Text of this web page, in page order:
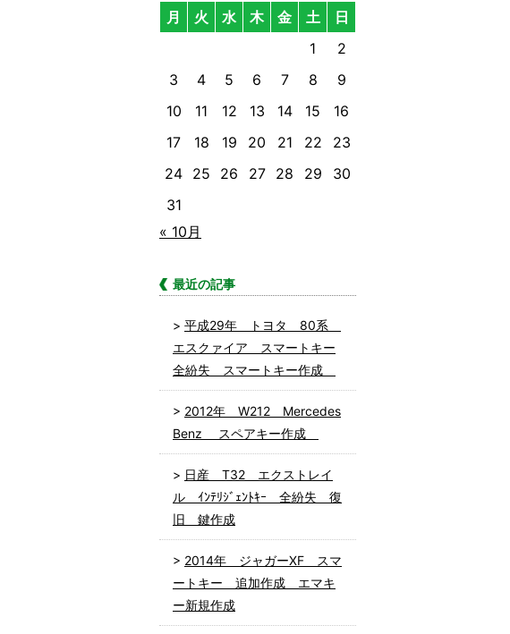
月
火 水 木 金 土
日
1
2
3
4 5 6 7 8
9
10
11 12 13 14 15
16
17
18 19 20 21 22
23
24 25 26 27 28 29
30
31
« 10月
最近の記事
平成29年 トヨタ 80系
エスクァイア スマートキー
全紛失 スマートキー作成
2012年 W212 Mercedes
Benz スペアキー作成
日産 T32 エクストレイ
ル ｲﾝﾃﾘｼﾞｪﾝﾄｷｰ 全紛失 復
旧 鍵作成
2014年 ジャガーXF スマ
ートキー 追加作成 エマキ
ー新規作成